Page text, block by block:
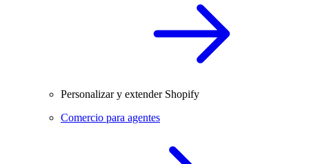
Personalizar y extender Shopify
Comercio para agentes